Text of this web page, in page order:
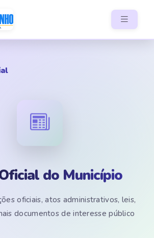
do Município
oficiais, atos administrativos, leis,
documentos de interesse público